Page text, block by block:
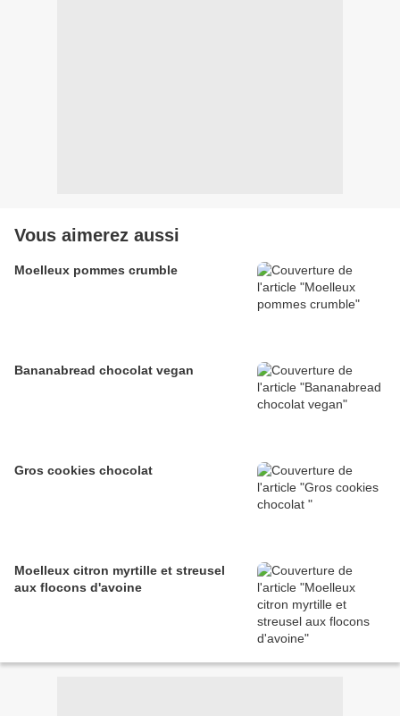
Vous aimerez aussi
Moelleux pommes crumble
Bananabread chocolat vegan
Gros cookies chocolat
Moelleux citron myrtille et streusel
aux flocons d'avoine